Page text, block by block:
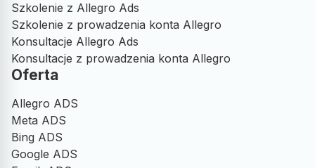
Szkolenie z Allegro Ads
Szkolenie z prowadzenia konta Allegro
Konsultacje Allegro Ads
Konsultacje z prowadzenia konta Allegro
Oferta
Allegro ADS
Meta ADS
Bing ADS
Google ADS